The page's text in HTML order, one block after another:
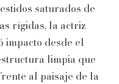
saturados de
rígidas, la actriz
impacto desde el
limpia que
al paisaje de la